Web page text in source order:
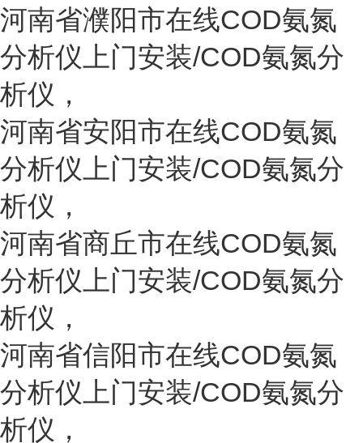
河南省濮阳市在线COD氨氮
分析仪上门安装/COD氨氮分
析仪 ，
河南省安阳市在线COD氨氮
分析仪上门安装/COD氨氮分
析仪 ，
河南省商丘市在线COD氨氮
分析仪上门安装/COD氨氮分
析仪 ，
河南省信阳市在线COD氨氮
分析仪上门安装/COD氨氮分
析仪 ，